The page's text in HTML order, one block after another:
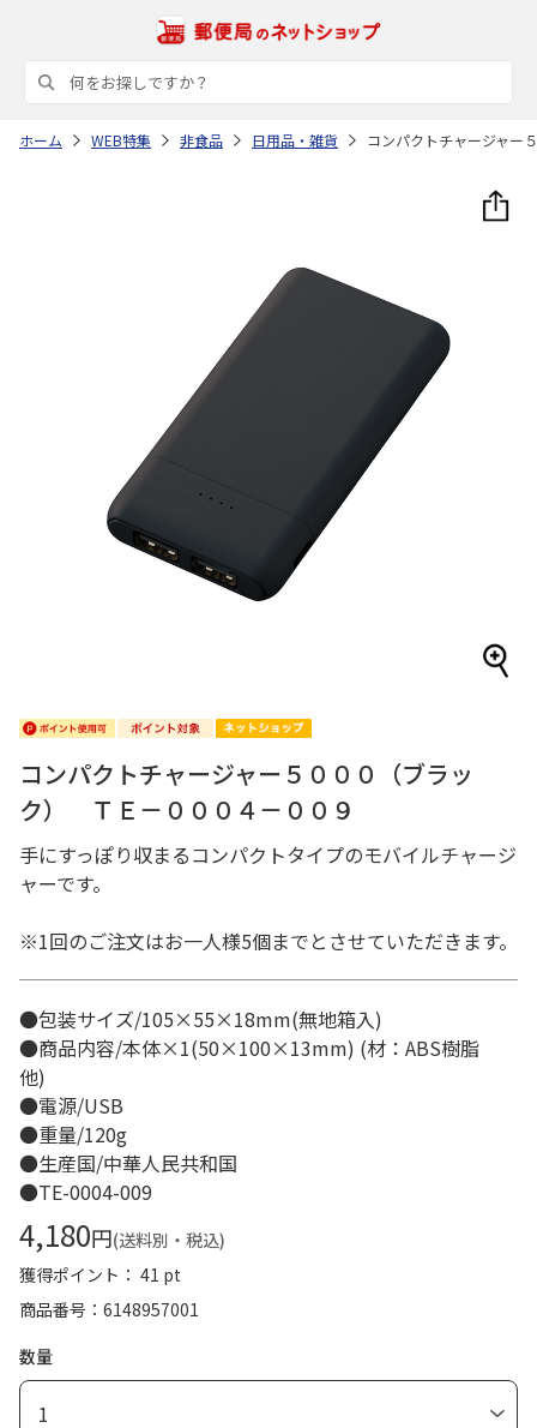
ホーム WEB特集 非食品 日用品・雑貨 コンパクトチャージャー
コンパクトチャージャー５０００（ブラッ
ク） ＴＥ－０００４－００９
手にすっぽり収まるコンパクトタイプのモバイルチャージ
ャーです。
※1回のご注文はお一人様5個までとさせていただきます。
●包装サイズ/105×55×18mm(無地箱入)
●商品内容/本体×1(50×100×13mm) (材：ABS樹脂
他)
●電源/USB
●重量/120g
●生産国/中華人民共和国
●TE-0004-009
4,180円(送料別・税込)
獲得ポイント： 41 pt
商品番号
6148957001
数量
1